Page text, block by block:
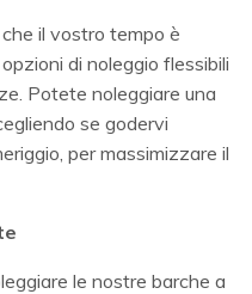
il vostro tempo è
di noleggio flessibili
Potete noleggiare una
se godervi
per massimizzare il
le nostre barche a